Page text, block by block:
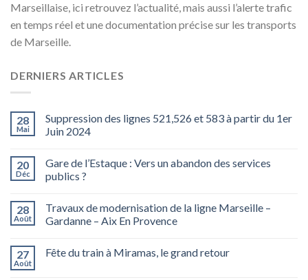
Marseillaise, ici retrouvez l’actualité, mais aussi l’alerte trafic
en temps réel et une documentation précise sur les transports
de Marseille.
DERNIERS ARTICLES
28
Mai
Suppression des lignes 521,526 et 583 à partir du 1er
Juin 2024
20
Déc
Gare de l’Estaque : Vers un abandon des services
publics ?
28
Août
Travaux de modernisation de la ligne Marseille –
Gardanne – Aix En Provence
27
Août
Fête du train à Miramas, le grand retour